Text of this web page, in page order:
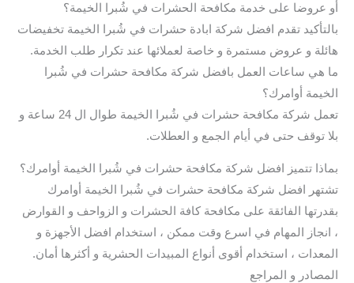
أو عروضا على خدمة مكافحة الحشرات في شُبرا الخيمة؟
بالتأكيد تقدم افضل شركة ابادة حشرات في شُبرا الخيمة تخفيضات
هائلة و عروض مستمرة و خاصة لعملائها عند تكرار طلب الخدمة.
ما هي ساعات العمل بافضل شركة مكافحة حشرات في شُبرا
الخيمة أوامرك؟
تعمل شركة مكافحة حشرات في شُبرا الخيمة طوال ال 24 ساعة و
بلا توقف حتى في أيام الجمع و العطلات.
بماذا تتميز افضل شركة مكافحة حشرات في شُبرا الخيمة أوامرك؟
تشتهر افضل شركة مكافحة حشرات في شُبرا الخيمة أوامرك
بقدرتها الفائقة على مكافحة كافة الحشرات و الزواحف و القوارض
، انجاز المهام في اسرع وقت ممكن ، استخدام افضل الأجهزة و
المعدات ، استخدام أقوى أنواع المبيدات الحشرية و أكثرها أمان.
المصادر و المراجع